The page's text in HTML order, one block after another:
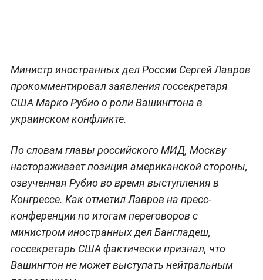
Министр иностранных дел России Сергей Лавров
прокомментировал заявления госсекретаря
США Марко Рубио о роли Вашингтона в
украинском конфликте.
По словам главы российского МИД, Москву
настораживает позиция американской стороны,
озвученная Рубио во время выступления в
Конгрессе. Как отметил Лавров на пресс-
конференции по итогам переговоров с
министром иностранных дел Бангладеш,
госсекретарь США фактически признал, что
Вашингтон не может выступать нейтральным